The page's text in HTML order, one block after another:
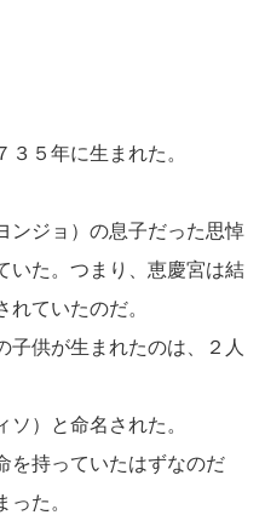
５年に生まれた。
ンジョ）の息子だった思悼
いた。つまり、恵慶宮は結
ていたのだ。
子供が生まれたのは、２人
）と命名された。
を持っていたはずなのだ
た。